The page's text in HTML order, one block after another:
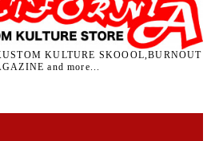
KULTURE SKOOOL,BURNOUT
and more...